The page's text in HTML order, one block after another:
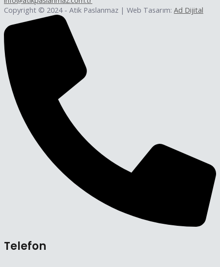
Copyright © 2024 - Atik Paslanmaz | Web Tasarım: Ad Dijital
Telefon